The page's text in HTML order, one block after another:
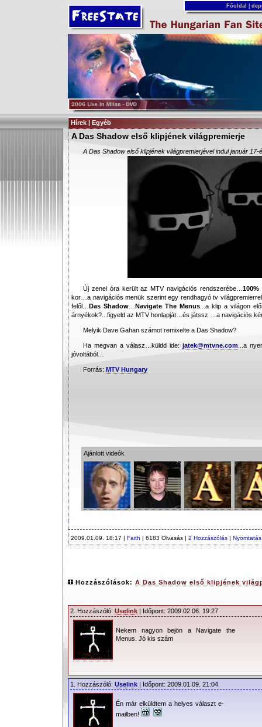
Főoldal
Hírek | Egyéb
A Das Shadow első klipjének világpremierje
A Das Shadow első klipjének világpremierjével indul január 17-
Új zenei óra került az MTV navigációs rendszerébe… 100%
kor…a navigációs menük szerint egy rendhagyó tv
felől… Das Shadow Navigate The Menus ...a klip a világon
árnyékok?...figyeld az MTV honlapját…és játssz …a navigációs
Melyik Dave Gahan számot remixelte a Das Shadow?
Ha megvan a válasz…küldd ide: jatek@mtvne.com ...a
jóvoltából…
Forrás: MTV Hungary
Ajánlott videók
2009.01.09. 18:17 | Faith | 6183 Olvasás | 2 Hozzászólás | Nyomtatás
Hozzászólások: A Das Shadow első klipjének
2. Hozzászóló: Uselink | Időpont: 2009.02.06. 19:27
Nekem nagyon bejön a Navigate the
Menus. Jó kis szám
1. Hozzászóló: Uselink | Időpont: 2009.01.09. 21:04
Én már elküldtem a helyes választ e-
mailben!